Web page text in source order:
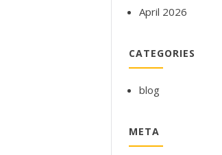
April 2026
CATEGORIES
blog
META